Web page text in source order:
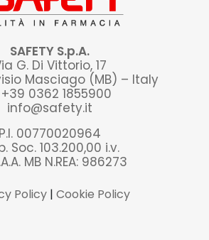
SAFETY S.p.A.
G. Di Vittorio, 17
Masciago (MB) – Italy
+39 0362 1855900
info@safety.it
P.I. 00770020964
Soc. 103.200,00 i.v.
MB N.REA: 986273
Policy| Cookie Policy